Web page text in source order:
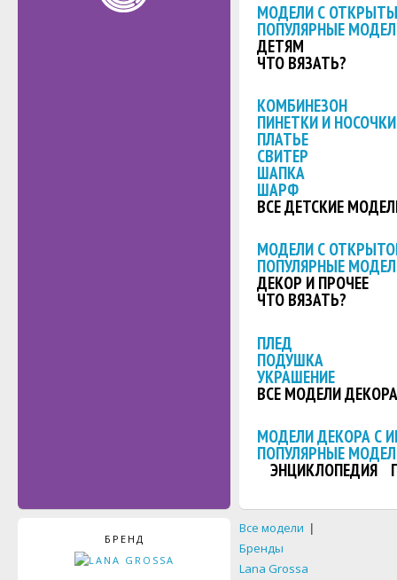
МОДЕЛИ С
ПОПУЛЯРНЫЕ
ДЕТЯМ
ЧТО ВЯЗАТЬ?
КОМБИНЕЗОН
ПИНЕТКИ И НОСОЧКИ
ПЛАТЬЕ
СВИТЕР
ШАПКА
ШАРФ
ВСЕ ДЕТСКИЕ
МОДЕЛИ С
ПОПУЛЯРНЫЕ
ДЕКОР И ПРОЧЕЕ
ЧТО ВЯЗАТЬ?
ПЛЕД
ПОДУШКА
УКРАШЕНИЕ
ВСЕ МОДЕЛИ ДЕКОРА
МОДЕЛИ ДЕКОРА С
ПОПУЛЯРНЫЕ
ЭНЦИКЛОПЕДИЯ
БРЕНД
Все модели |
Бренды
Lana Grossa